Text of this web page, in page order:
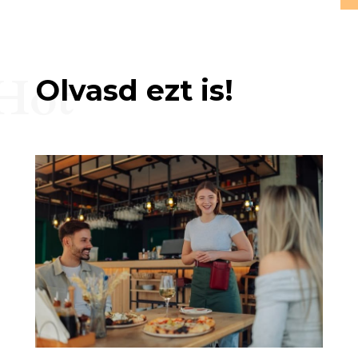
Olvasd ezt is!